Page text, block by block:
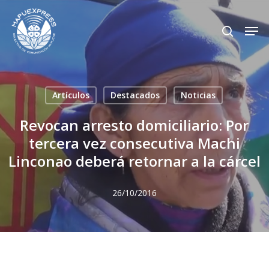
Skip
main
content
search
Artículos Destacados Noticias
Revocan arresto domiciliario: Por
tercera vez consecutiva Machi
Linconao deberá retornar a la cárcel
26/10/2016
Close
Menu